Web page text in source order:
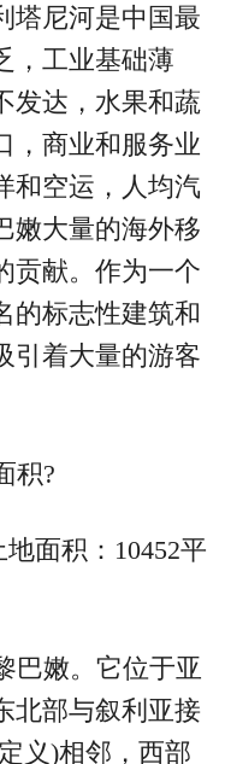
塔尼河是中国最
，工业基础薄
发达，水果和蔬
，商业和服务业
和空运，人均汽
嫩大量的海外移
贡献。作为一个
的标志性建筑和
引着大量的游客
积?
面积：10452平
巴嫩。它位于亚
北部与叙利亚接
义)相邻，西部